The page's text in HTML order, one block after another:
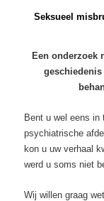
Seksueel
Een onderzoek
Bent u wel eens in
psychiatrische
kon u uw verhaal
werd u soms niet
Wij willen graag